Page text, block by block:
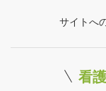
サイトへ
看